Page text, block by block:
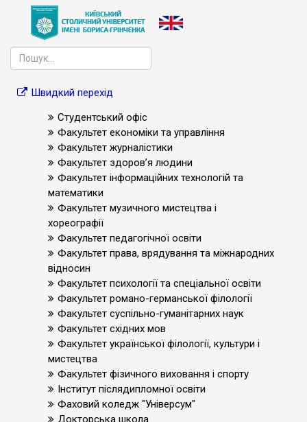
Швидкий перехід
Студентський офіс
Факультет економіки та управління
Факультет журналістики
Факультет здоров’я людини
Факультет інформаційних технологій та
математики
Факультет музичного мистецтва і
хореографії
Факультет педагогічної освіти
Факультет права, врядування та міжнародних
відносин
Факультет психології та спеціальної освіти
Факультет романо-германської філології
Факультет суспільно-гуманітарних наук
Факультет східних мов
Факультет української філології, культури і
мистецтва
Факультет фізичного виховання і спорту
Інститут післядипломної освіти
Фаховий коледж "Універсум"
Докторська школа